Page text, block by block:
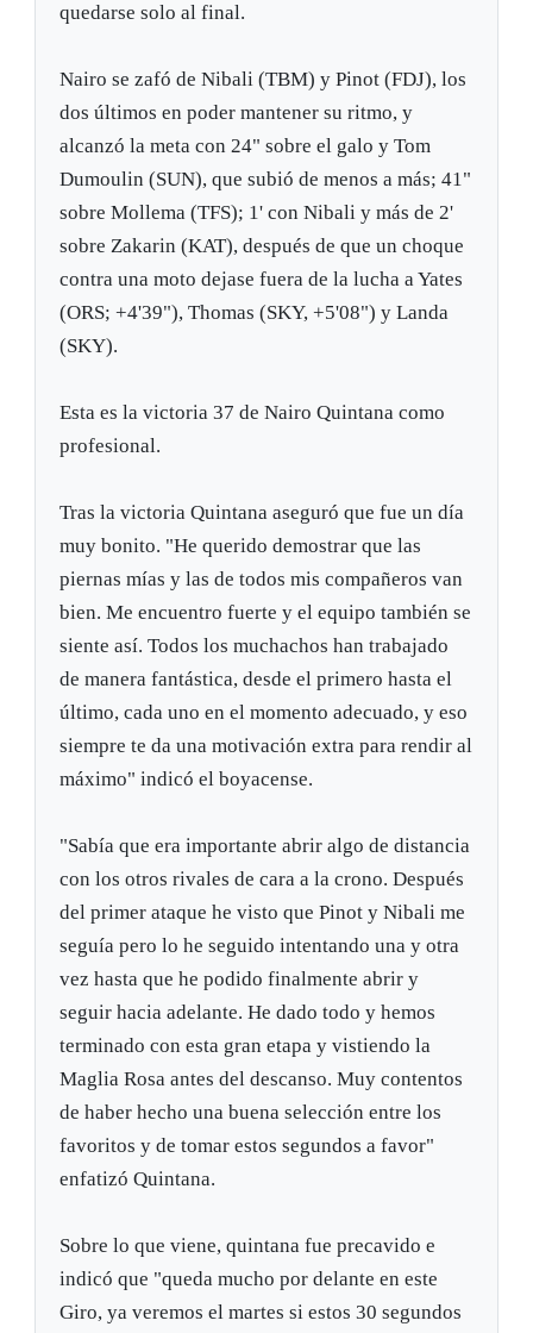
quedarse solo al final.
Nairo se zafó de Nibali (TBM) y Pinot (FDJ), los
dos últimos en poder mantener su ritmo, y
alcanzó la meta con 24" sobre el galo y Tom
Dumoulin (SUN), que subió de menos a más; 41"
sobre Mollema (TFS); 1' con Nibali y más de 2'
sobre Zakarin (KAT), después de que un choque
contra una moto dejase fuera de la lucha a Yates
(ORS; +4'39"), Thomas (SKY, +5'08") y Landa
(SKY).
Esta es la victoria 37 de Nairo Quintana como
profesional.
Tras la victoria Quintana aseguró que fue un día
muy bonito. "He querido demostrar que las
piernas mías y las de todos mis compañeros van
bien. Me encuentro fuerte y el equipo también se
siente así. Todos los muchachos han trabajado
de manera fantástica, desde el primero hasta el
último, cada uno en el momento adecuado, y eso
siempre te da una motivación extra para rendir al
máximo" indicó el boyacense.
"Sabía que era importante abrir algo de distancia
con los otros rivales de cara a la crono. Después
del primer ataque he visto que Pinot y Nibali me
seguía pero lo he seguido intentando una y otra
vez hasta que he podido finalmente abrir y
seguir hacia adelante. He dado todo y hemos
terminado con esta gran etapa y vistiendo la
Maglia Rosa antes del descanso. Muy contentos
de haber hecho una buena selección entre los
favoritos y de tomar estos segundos a favor"
enfatizó Quintana.
Sobre lo que viene, quintana fue precavido e
indicó que "queda mucho por delante en este
Giro, ya veremos el martes si estos 30 segundos